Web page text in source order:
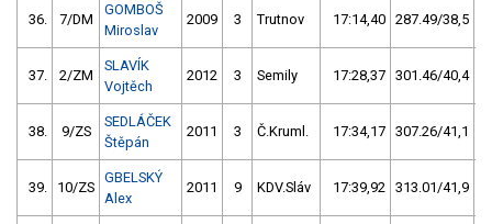
36. 7/DM
GOMBOŠ
Miroslav
2009 3 Trutnov 17:14,40 287.49/38,5
37. 2/ZM
SLAVÍK
Vojtěch
2012 3 Semily 17:28,37 301.46/40,4
38. 9/ZS
SEDLÁČEK
Štěpán
2011 3 Č.Kruml. 17:34,17 307.26/41,1
39. 10/ZS
GBELSKÝ
Alex
2011 9 KDV.Sláv 17:39,92 313.01/41,9